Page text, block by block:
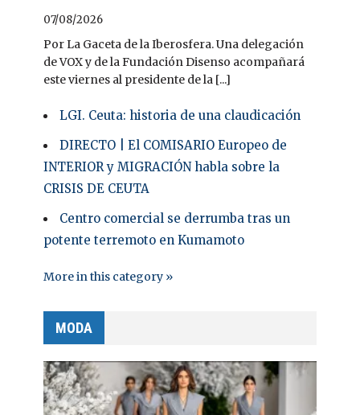
07/08/2026
Por La Gaceta de la Iberosfera. Una delegación
de VOX y de la Fundación Disenso acompañará
este viernes al presidente de la [...]
LGI. Ceuta: historia de una claudicación
DIRECTO | El COMISARIO Europeo de
INTERIOR y MIGRACIÓN habla sobre la
CRISIS DE CEUTA
Centro comercial se derrumba tras un
potente terremoto en Kumamoto
More in this category »
MODA